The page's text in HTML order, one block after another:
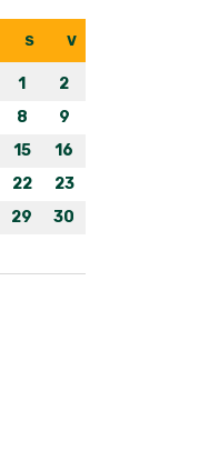
S V
1
2
8
9
15
16
22
23
29
30